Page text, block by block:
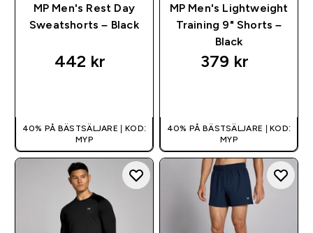
MP Men's Rest Day
Sweatshorts – Black
442 kr‎
40% PÅ BÄSTSÄLJARE | KOD:
MYP
MP Men's Lightweight
Training 9" Shorts –
Black
379 kr‎
40% PÅ BÄSTSÄLJARE | KOD:
MYP